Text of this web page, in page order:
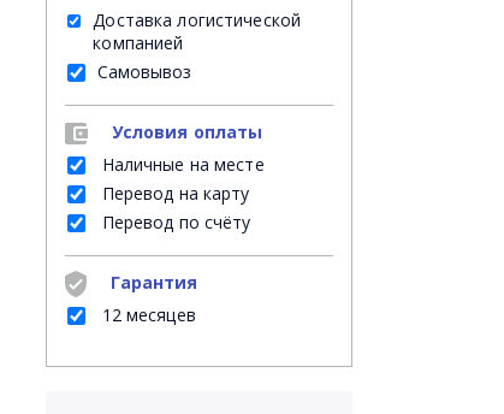
Доставка логистической
компанией
Самовывоз
Условия оплаты
Наличные на месте
Перевод на карту
Перевод по счёту
Гарантия
12 месяцев